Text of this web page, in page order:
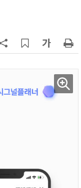
플레이 빌려쓴다' …LG
삼성전자-LG전자 유럽
'大戰'